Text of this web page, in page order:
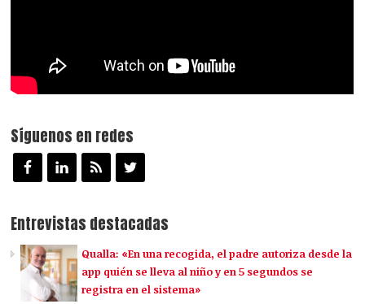
Síguenos en redes
Entrevistas destacadas
Qualla: «En una recogida, el padre autoriza desde la
app quién se lleva al niño y en 5 segundos se
registra en el sistema»